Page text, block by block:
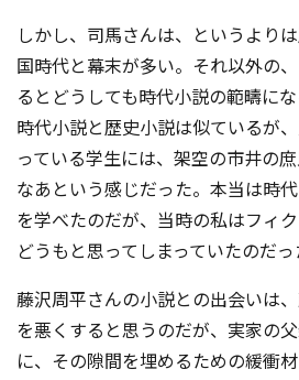
しかし、司馬さんは、というより
国時代と幕末が多い。それ以外の
るとどうしても時代小説の範疇にな
時代小説と歴史小説は似ているが
っている学生には、架空の市井の
なあという感じだった。本当は時
を学べたのだが、当時の私はフィ
どうもと思ってしまっていたのだっ
藤沢周平さんの小説との出会いは
を悪くすると思うのだが、実家の
に、その隙間を埋めるための緩衝